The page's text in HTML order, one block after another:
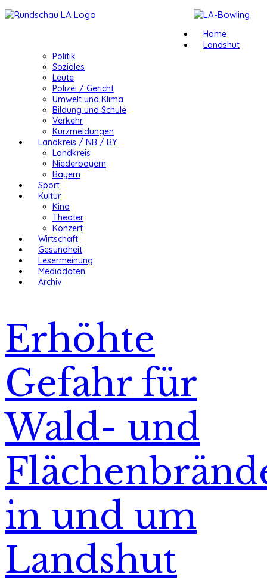
Home
Landshut
Politik
Soziales
Leute
Polizei / Gericht
Umwelt und Klima
Bildung und Schule
Verkehr
Kurzmeldungen
Landkreis / NB / BY
Landkreis
Niederbayern
Bayern
Sport
Kultur
Kino
Theater
Konzert
Wirtschaft
Gesundheit
Lesermeinung
Mediadaten
Archiv
Erhöhte
Gefahr für
Wald- und
in und um
Landshut